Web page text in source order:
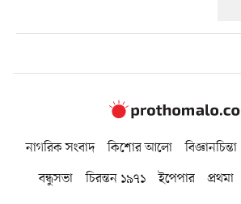
নাগরিক সংবাদ কিশোর আলো বিজ্ঞানচিন্তা
বন্ধুসভা
চিরন্তন ১৯৭১ ইপেপার প্রথমা